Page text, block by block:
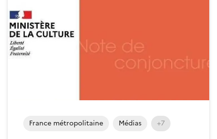
France métropolitaine Médias +7